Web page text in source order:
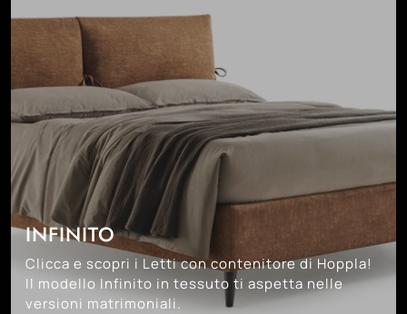
INFINITO
Clicca e scopri i Letti con contenitore di Hoppla!
Il modello Infinito in tessuto ti aspetta nelle
versioni matrimoniali.